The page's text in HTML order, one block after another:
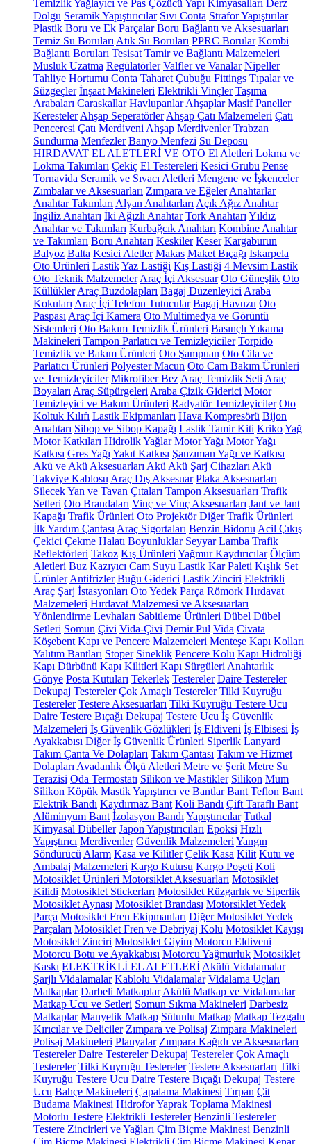
TemizlikYağlayıcı ve Pas Çözücü Yapı Kimyasalları Derz
Dolgu Seramik Yapıştırıcılar Sıvı Conta Strafor Yapıştırılar
Plastik Boru ve Ek Parçalar Boru Bağlantı ve Aksesuarları
Temiz Su Boruları Atık Su Boruları PPRC Borular Kombi
Bağlantı Boruları Tesisat Tamir ve Bağlantı Malzemeleri
Musluk Uzatma Regülatörler Valfler ve Vanalar Nipeller
Tahliye Hortumu Conta Taharet Çubuğu Fittings Tıpalar ve
Süzgeçler İnşaat Makineleri Elektrikli Vinçler Taşıma
Arabaları Caraskallar Havlupanlar Ahşaplar Masif Paneller
Keresteler Ahşap Seperatörler Ahşap Çatı Malzemeleri Çatı
Penceresi Çatı Merdiveni Ahşap Merdivenler Trabzan
Sundurma Menfezler Banyo Menfezi Su Deposu
HIRDAVAT EL ALETLERİ VE OTO El Aletleri Lokma ve
Lokma Takımları Çekiç El Testereleri Kesici Grubu Pense
Tornavida Seramik ve Sıvacı Aletleri Mengene ve İşkenceler
Zımbalar ve Aksesuarları Zımpara ve Eğeler Anahtarlar
Anahtar Takımları Alyan Anahtarları Açık Ağız Anahtar
İngiliz Anahtarı İki Ağızlı Anahtar Tork Anahtarı Yıldız
Anahtar ve Takımları Kurbağcık Anahtarı Kombine Anahtar
ve Takımları Boru Anahtarı Keskiler Keser Kargaburun
Balyoz Balta Kesici Aletler Makas Maket Bıçağı Iskarpela
Oto Ürünleri LastikYaz Lastiği Kış Lastiği 4 Mevsim Lastik
Oto Teknik Malzemeler Araç İçi Aksesuar Oto Güneşlik Oto
Küllükler Araç Buzdolapları Bagaj Düzenleyici Araba
Kokuları Araç İçi Telefon Tutucular Bagaj Havuzu Oto
Paspası Araç İçi Kamera Oto Multimedya ve Görüntü
Sistemleri Oto Bakım Temizlik Ürünleri Basınçlı Yıkama
Makineleri Tampon Parlatıcı ve Temizleyiciler Torpido
Temizlik ve Bakım Ürünleri Oto Şampuan Oto Cila ve
Parlatıcı Ürünleri Polyester Macun Oto Cam Bakım Ürünleri
ve Temizleyiciler Mikrofiber Bez Araç Temizlik Seti Araç
Boyaları Araç Süpürgeleri Araba Çizik Giderici Motor
Temizleyici ve Bakım Ürünleri Radyatör Temizleyiciler Oto
Koltuk Kılıfı Lastik Ekipmanları Hava Kompresörü Bijon
Anahtarı Sibop ve Sibop Kapağı Lastik Tamir Kiti KrikoYağ
Motor Katkıları Hidrolik Yağlar Motor Yağı Motor Yağı
Katkısı Gres Yağı Yakıt Katkısı Şanzıman Yağı ve Katkısı
Akü ve Akü Aksesuarları Akü Akü Şarj Cihazları Akü
Takviye Kablosu Araç Dış Aksesuar Plaka Aksesuarları
SilecekYan ve Tavan Çıtaları Tampon Aksesuarları Trafik
Setleri Oto Brandaları Vinç ve Vinç Aksesuarları Jant ve Jant
Kapağı Trafik Ürünleri Oto Projektör Diğer Trafik Ürünleri
İlk Yardım Çantası Araç Sigortaları Benzin Bidonu Acil Çıkış
Çekici Çekme Halatı Boyunluklar Seyyar Lamba Trafik
Reflektörleri Takoz Kış Ürünleri Yağmur Kaydırıcılar Ölçüm
Aletleri Buz Kazıyıcı Cam Suyu Lastik Kar Paleti Kışlık Set
Ürünler Antifrizler Buğu Giderici Lastik Zinciri Elektrikli
Araç Şarj İstasyonları Oto Yedek Parça Römork Hırdavat
Malzemeleri Hırdavat Malzemesi ve Aksesuarları
Yönlendirme Levhaları Sabitleme Ürünleri Dübel Dübel
Setleri Somun Çivi Vida-Çivi Demir Pul Vida Civata
Köşebent Kapı ve Pencere Malzemeleri Menteşe Kapı Kolları
Yalıtım Bantları Stoper Sineklik Pencere Kolu Kapı Hidroliği
Kapı Dürbünü Kapı Kilitleri Kapı Sürgüleri Anahtarlık
Gönye Posta Kutuları Tekerlek Testereler Daire Testereler
Dekupaj Testereler Çok Amaçlı Testereler Tilki Kuyruğu
Testereler Testere Aksesuarları Tilki Kuyruğu Testere Ucu
Daire Testere Bıçağı Dekupaj Testere Ucu İş Güvenlik
Malzemeleri İş Güvenlik Gözlükleri İş Eldiveni İş Elbisesi İş
Ayakkabısı Diğer İş Güvenlik Ürünleri Siperlik Lanyard
Takım Çanta Ve Dolapları Takım Çantası Takım ve Hizmet
Dolapları Avadanlık Ölçü Aletleri Metre ve Şerit Metre Su
Terazisi Oda Termostatı Silikon ve Mastikler Silikon Mum
Silikon Köpük MastikYapıştırıcı ve Bantlar Bant Teflon Bant
Elektrik Bandı Kaydırmaz Bant Koli Bandı Çift Taraflı Bant
Alüminyum Bant İzolasyon Bandı Yapıştırıcılar Tutkal
Kimyasal Dübeller Japon Yapıştırıcıları Epoksi Hızlı
Yapıştırıcı Merdivenler Güvenlik Malzemeleri Yangın
Söndürücü Alarm Kasa ve Kilitler Çelik Kasa Kilit Kutu ve
Ambalaj Malzemeleri Kargo Kutusu Kargo Poşeti Koli
Motosiklet Ürünleri Motorsiklet Aksesuarları Motosiklet
Kilidi Motosiklet Stickerları Motosiklet Rüzgarlık ve Siperlik
Motosiklet Aynası Motosiklet Brandası Motorsiklet Yedek
Parça Motosiklet Fren Ekipmanları Diğer Motosiklet Yedek
Parçaları Motosiklet Fren ve Debriyaj Kolu Motosiklet Kayışı
Motosiklet Zinciri Motosiklet Giyim Motorcu Eldiveni
Motorcu Botu ve Ayakkabısı Motorcu Yağmurluk Motosiklet
Kaskı ELEKTRİKLİ EL ALETLERİ Akülü Vidalamalar
Şarjlı Vidalamalar Kablolu Vidalamalar Vidalama Uçları
Matkaplar Darbeli Matkaplar Akülü Matkap ve Vidalamalar
Matkap Ucu ve Setleri Somun Sıkma Makineleri Darbesiz
Matkaplar Manyetik Matkap Sütunlu Matkap Matkap Tezgahı
Kırıcılar ve Deliciler Zımpara ve Polisaj Zımpara Makineleri
Polisaj Makineleri Planyalar Zımpara Kağıdı ve Aksesuarları
Testereler Daire Testereler Dekupaj Testereler Çok Amaçlı
Testereler Tilki Kuyruğu Testereler Testere Aksesuarları Tilki
Kuyruğu Testere Ucu Daire Testere Bıçağı Dekupaj Testere
Ucu Bahçe Makineleri Çapalama Makinesi Tırpan Çit
Budama Makinesi HidroforYaprak Toplama Makinesi
Motorlu Testere Elektrikli Testereler Benzinli Testereler
Testere Zincirleri ve Yağları Çim Biçme Makinesi Benzinli
Çim Biçme Makinesi Elektrikli Çim Biçme Makinesi Kenar